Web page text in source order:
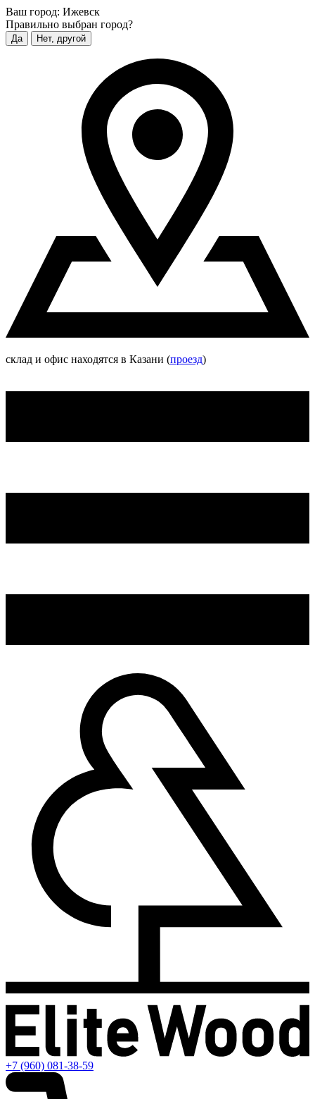
Ваш город: Ижевск
Правильно выбран город?
Да Нет, другой
склад и офис находятся в Казани (проезд)
+7 (960) 081-38-59